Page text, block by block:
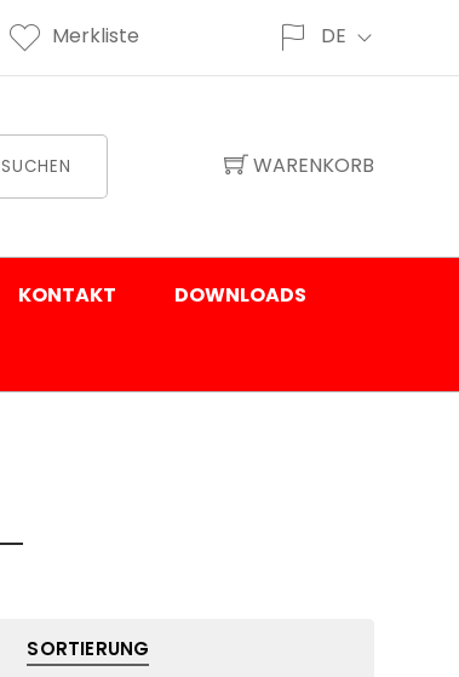
Merkliste DE
SUCHEN WARENKORB
KONTAKT DOWNLOADS
SORTIERUNG